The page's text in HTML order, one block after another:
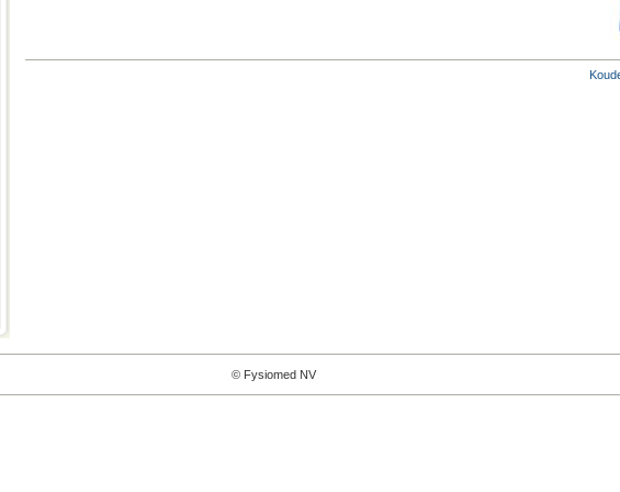
© Fysiomed NV